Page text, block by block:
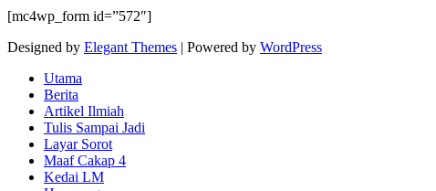
[mc4wp_form id=”572″]
Designed by Elegant Themes | Powered by WordPress
Utama
Berita
Artikel Ilmiah
Tulis Sampai Jadi
Layar Sorot
Maaf Cakap 4
Kedai LM